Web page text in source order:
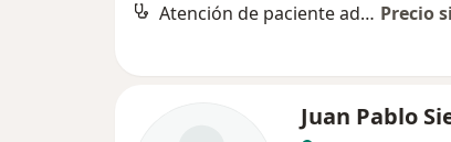
Atención de paciente adulto Precio
Juan Pablo